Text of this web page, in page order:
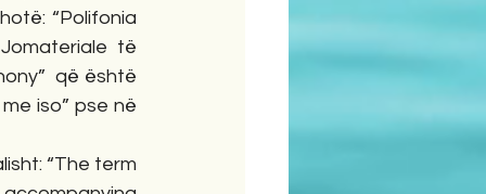
“Polifonia
të
që është
iso” pse në
“The term